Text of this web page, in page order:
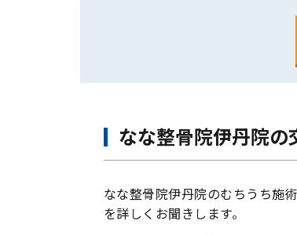
なな整骨院伊丹院の
なな整骨院伊丹院のむちうち施
を詳しくお聞きします。